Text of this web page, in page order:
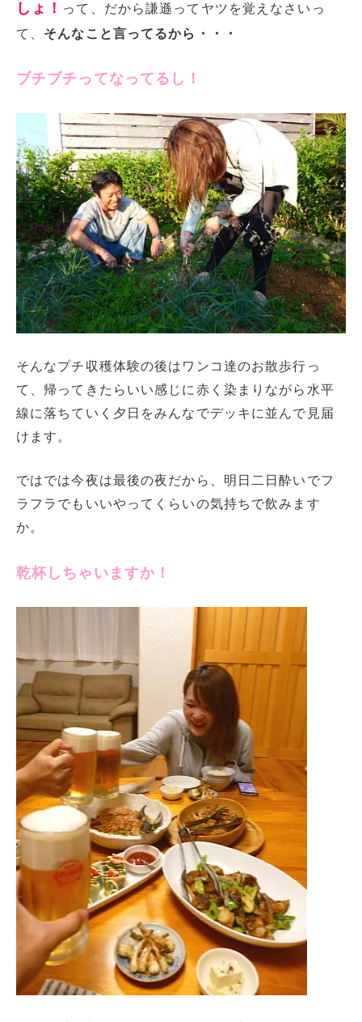
しょ！ って、だから謙遜ってヤツを覚えなさいっ
て、 そんなこと言ってるから・・・
ブチブチってなってるし！
そんなプチ収穫体験の後はワンコ達のお散歩行っ
て、帰ってきたらいい感じに赤く染まりながら水平
線に落ちていく夕日をみんなでデッキに並んで見届
けます。
ではでは今夜は最後の夜だから、明日二日酔いでフ
ラフラでもいいやってくらいの気持ちで飲みます
か。
乾杯しちゃいますか！